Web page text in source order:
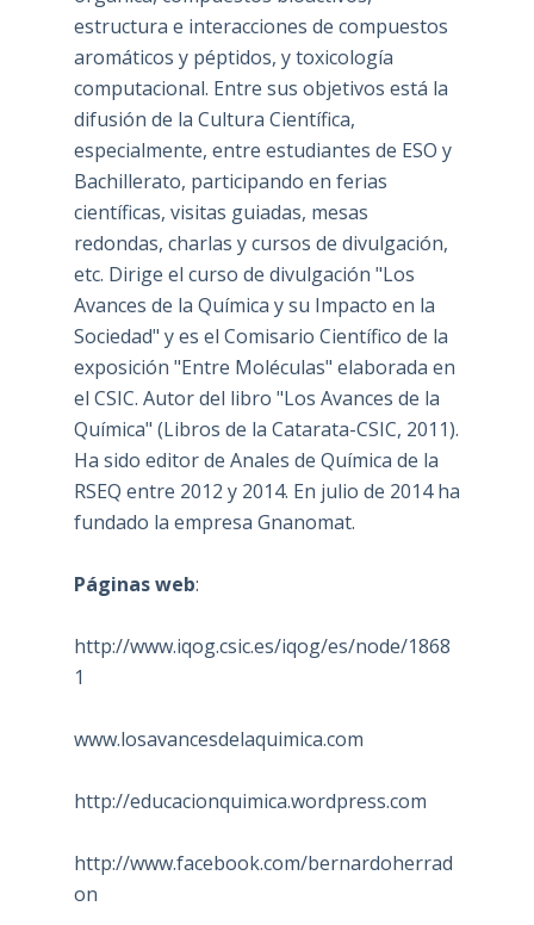
estructura e interacciones de compuestos
aromáticos y péptidos, y toxicología
computacional. Entre sus objetivos está la
difusión de la Cultura Científica,
especialmente, entre estudiantes de ESO y
Bachillerato, participando en ferias
científicas, visitas guiadas, mesas
redondas, charlas y cursos de divulgación,
etc. Dirige el curso de divulgación "Los
Avances de la Química y su Impacto en la
Sociedad" y es el Comisario Científico de la
exposición "Entre Moléculas" elaborada en
el CSIC. Autor del libro "Los Avances de la
Química" (Libros de la Catarata-CSIC, 2011).
Ha sido editor de Anales de Química de la
RSEQ entre 2012 y 2014. En julio de 2014 ha
fundado la empresa Gnanomat.
Páginas web:
http://www.iqog.csic.es/iqog/es/node/1868
1
www.losavancesdelaquimica.com
http://educacionquimica.wordpress.com
http://www.facebook.com/bernardoherrad
on